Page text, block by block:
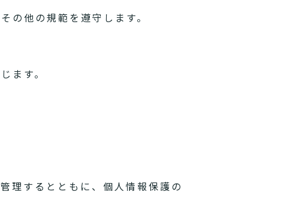
の他の規範を遵守します。
ます。
理するとともに、個人情報保護の